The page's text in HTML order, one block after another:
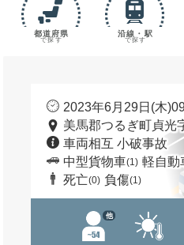
都道府県
で探す
沿線・駅
で探す
2023年6月29日(木
美馬郡つるぎ町貞光
車両相互 小破事故
中型貨物車(1) 軽自動
死亡(0) 負傷(1)
他